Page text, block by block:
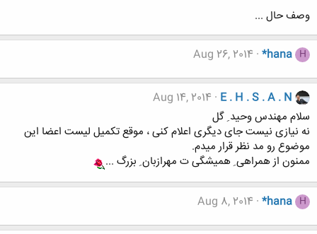
وصف حال ...
H
*hana
Aug 26, 2014
E . H . S . A . N
Aug 14, 2014
سلام مهندس وحید ِ گل
نه نیازی نیست جای دیگری اعلام کنی ، موقع تکمیل لیست اعضا این
موضوع رو مد نظر قرار میدم.
ممنون از همراهی ِ همیشگی ت مهرازبان ِ بزرگ ...
H
*hana
Aug 8, 2014